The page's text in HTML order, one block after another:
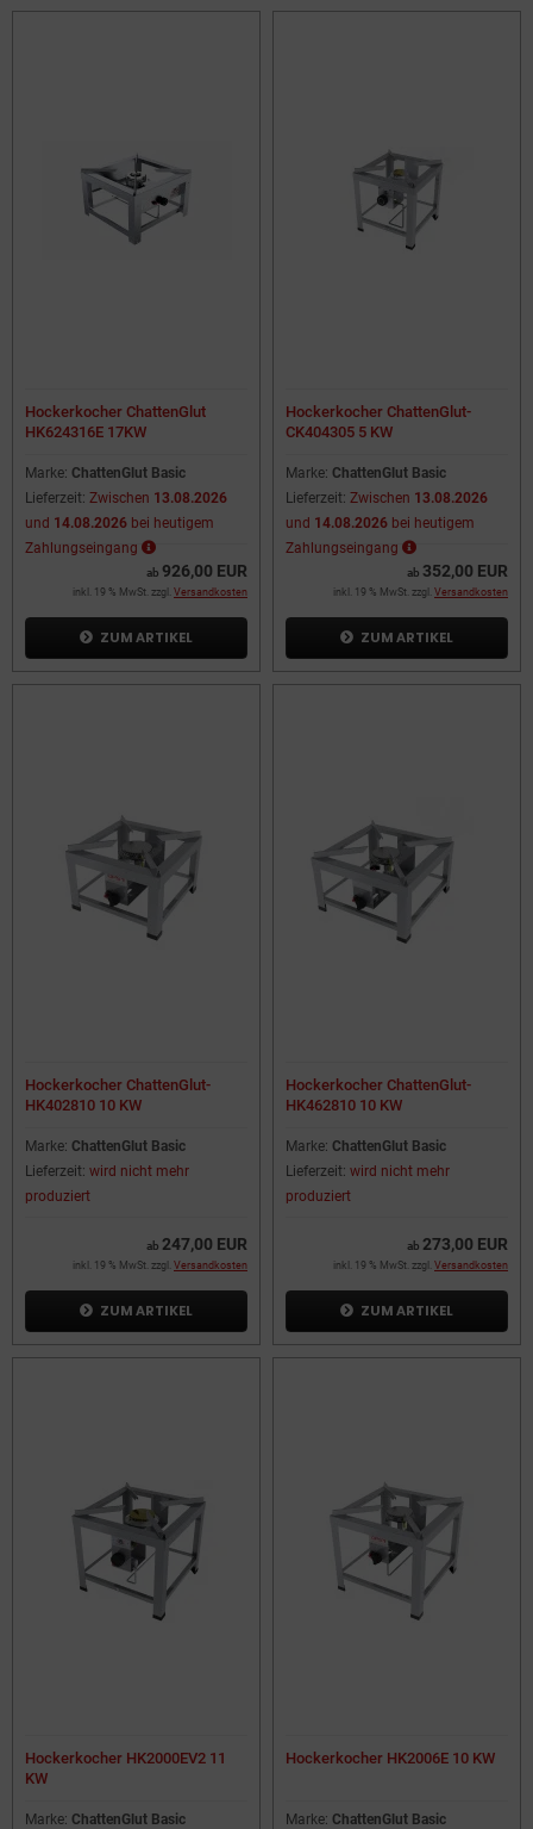
Hockerkocher ChattenGlut
HK624316E 17KW
Marke: ChattenGlut Basic
Lieferzeit: Zwischen 13.08.2026
und 14.08.2026 bei heutigem
Zahlungseingang
ab 926,00 EUR
inkl. 19 % MwSt. zzgl. Versandkosten
ZUM ARTIKEL
Hockerkocher ChattenGlut-
CK404305 5 KW
Marke: ChattenGlut Basic
Lieferzeit: Zwischen 13.08.2026
und 14.08.2026 bei heutigem
Zahlungseingang
ab 352,00 EUR
inkl. 19 % MwSt. zzgl. Versandkosten
ZUM ARTIKEL
Hockerkocher ChattenGlut-
HK402810 10 KW
Marke: ChattenGlut Basic
Lieferzeit: wird nicht mehr
produziert
ab 247,00 EUR
inkl. 19 % MwSt. zzgl. Versandkosten
ZUM ARTIKEL
Hockerkocher ChattenGlut-
HK462810 10 KW
Marke: ChattenGlut Basic
Lieferzeit: wird nicht mehr
produziert
ab 273,00 EUR
inkl. 19 % MwSt. zzgl. Versandkosten
ZUM ARTIKEL
Hockerkocher HK2000EV2 11
KW
Marke: ChattenGlut Basic
Hockerkocher HK2006E 10 KW
Marke: ChattenGlut Basic